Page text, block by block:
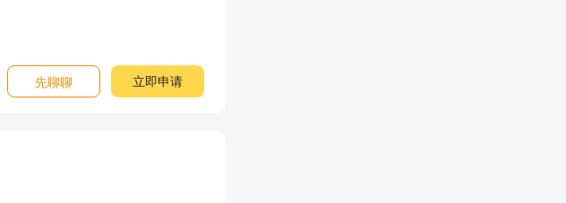
先聊聊 立即申请